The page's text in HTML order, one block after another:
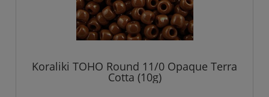
Koraliki TOHO Round 11/0 Opaque Terra
Cotta (10g)